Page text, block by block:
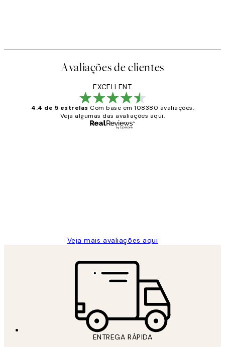
Avaliações de clientes
EXCELLENT
4.4 de 5 estrelas Com base em 108380 avaliações.
Veja algumas das avaliações aqui.
Veja mais avaliações aqui
ENTREGA RÁPIDA